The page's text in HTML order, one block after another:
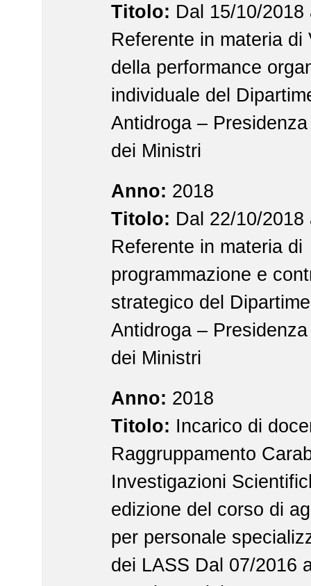
Titolo: Dal 15/10/2018
Referente in materia di
della performance
individuale del
Antidroga –
dei Ministri
Anno: 2018
Titolo: Dal 22/10/2018
Referente in materia di
programmazione e
strategico del
Antidroga –
dei Ministri
Anno: 2018
Titolo: Incarico di
Raggruppamento
Investigazioni
edizione del corso di
per personale
dei LASS Dal 07/2016